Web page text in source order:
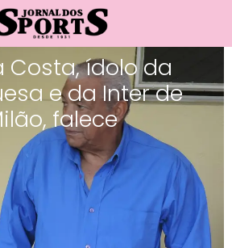
Costa, ídolo da
e da Inter de
falece